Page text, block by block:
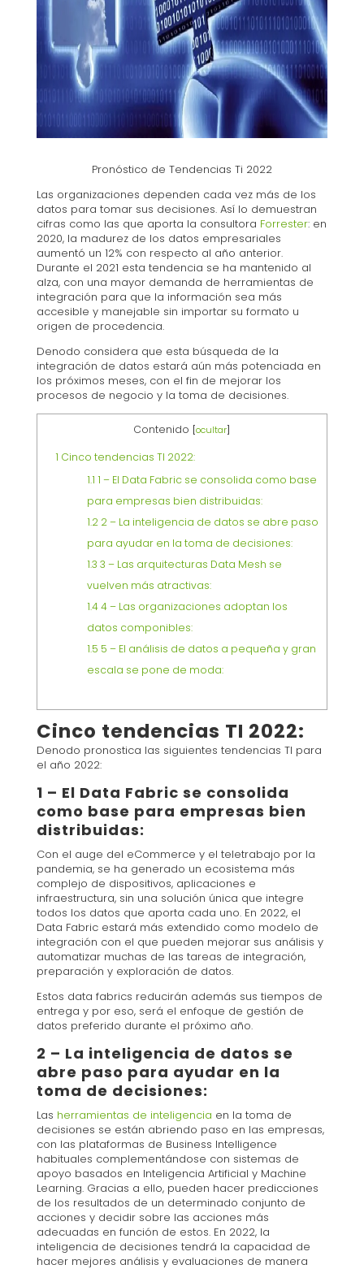
Pronóstico de Tendencias Ti 2022
Las organizaciones dependen cada vez más de los
datos para tomar sus decisiones. Así lo demuestran
cifras como las que aporta la consultora Forrester: en
2020, la madurez de los datos empresariales
aumentó un 12% con respecto al año anterior.
Durante el 2021 esta tendencia se ha mantenido al
alza, con una mayor demanda de herramientas de
integración para que la información sea más
accesible y manejable sin importar su formato u
origen de procedencia.
Denodo considera que esta búsqueda de la
integración de datos estará aún más potenciada en
los próximos meses, con el fin de mejorar los
procesos de negocio y la toma de decisiones.
Contenido [ocultar]
1 Cinco tendencias TI 2022:
1.1 1 – El Data Fabric se consolida como base
para empresas bien distribuidas:
1.22 – La inteligencia de datos se abre paso
para ayudar en la toma de decisiones:
1.3 3 – Las arquitecturas Data Mesh se
vuelven más atractivas:
1.44 – Las organizaciones adoptan los
datos componibles:
1.5 5 – El análisis de datos a pequeña y gran
escala se pone de moda:
Cinco tendencias TI 2022:
Denodo pronostica las siguientes tendencias TI para
el año 2022:
1 – El Data Fabric se consolida
como base para empresas bien
distribuidas:
Con el auge del eCommerce y el teletrabajo por la
pandemia, se ha generado un ecosistema más
complejo de dispositivos, aplicaciones e
infraestructura, sin una solución única que integre
todos los datos que aporta cada uno. En 2022, el
Data Fabric estará más extendido como modelo de
integración con el que pueden mejorar sus análisis y
automatizar muchas de las tareas de integración,
preparación y exploración de datos.
Estos data fabrics reducirán además sus tiempos de
entrega y por eso, será el enfoque de gestión de
datos preferido durante el próximo año.
2 – La inteligencia de datos se
abre paso para ayudar en la
toma de decisiones:
Las herramientas de inteligencia en la toma de
decisiones se están abriendo paso en las empresas,
con las plataformas de Business Intelligence
habituales complementándose con sistemas de
apoyo basados en Inteligencia Artificial y Machine
Learning. Gracias a ello, pueden hacer predicciones
de los resultados de un determinado conjunto de
acciones y decidir sobre las acciones más
adecuadas en función de estos. En 2022, la
inteligencia de decisiones tendrá la capacidad de
hacer mejores análisis y evaluaciones de manera